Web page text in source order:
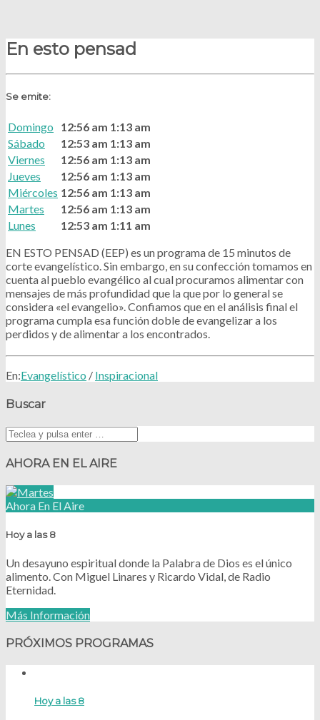
En esto pensad
Se emite:
Domingo 12:56 am 1:13 am
Sábado
12:53 am 1:13 am
Viernes
12:56 am 1:13 am
Jueves
12:56 am 1:13 am
Miércoles 12:56 am 1:13 am
Martes
12:56 am 1:13 am
Lunes
12:53 am 1:11 am
EN ESTO PENSAD (EEP) es un programa de 15 minutos de
corte evangelístico. Sin embargo, en su confección tomamos en
cuenta al pueblo evangélico al cual procuramos alimentar con
mensajes de más profundidad que la que por lo general se
considera «el evangelio». Confiamos que en el análisis final el
programa cumpla esa función doble de evangelizar a los
perdidos y de alimentar a los encontrados.
En:Evangelístico / Inspiracional
Buscar
AHORA EN EL AIRE
Ahora En El Aire
Hoy a las 8
Un desayuno espiritual donde la Palabra de Dios es el único
alimento. Con Miguel Linares y Ricardo Vidal, de Radio
Eternidad.
Más Información
PRÓXIMOS PROGRAMAS
Hoy a las 8